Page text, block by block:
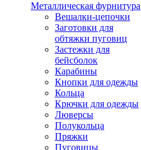
Металлическая фурнитура
Вешалки-цепочки
Заготовки для
обтяжки пуговиц
Застежки для
бейсболок
Карабины
Кнопки для одежды
Кольца
Крючки для одежды
Люверсы
Полукольца
Пряжки
Пуговицы